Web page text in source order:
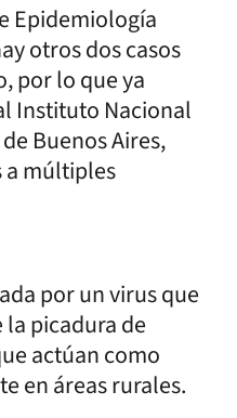
Epidemiología
otros dos casos
por lo que ya
Instituto Nacional
Buenos Aires,
a múltiples
por un virus que
la picadura de
actúan como
en áreas rurales.